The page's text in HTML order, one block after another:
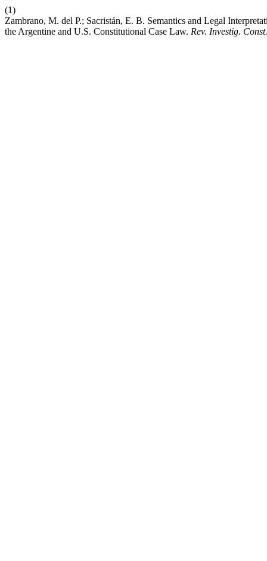
(1)
Zambrano, M. del P.; Sacristán, E. B. Semantics and Legal
the Argentine and U.S. Constitutional Case Law. Rev. Investig. Const.